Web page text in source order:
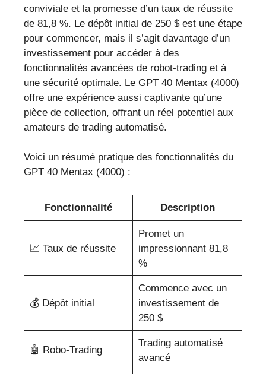
conviviale et la promesse d’un taux de réussite
de 81,8 %. Le dépôt initial de 250 $ est une étape
pour commencer, mais il s’agit davantage d’un
investissement pour accéder à des
fonctionnalités avancées de robot-trading et à
une sécurité optimale. Le GPT 40 Mentax (4000)
offre une expérience aussi captivante qu’une
pièce de collection, offrant un réel potentiel aux
amateurs de trading automatisé.
Voici un résumé pratique des fonctionnalités du
GPT 40 Mentax (4000) :
Fonctionnalité Description
📈 Taux de réussite
Promet un
impressionnant 81,8
%
💰 Dépôt initial
Commence avec un
investissement de
250 $
🤖 Robo-Trading
Trading automatisé
avancé